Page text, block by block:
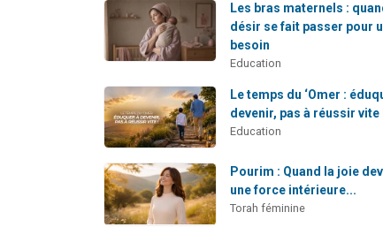
Les bras maternels :
désir se fait passer pour
besoin
Education
Le temps du ‘Omer :
devenir, pas à réussir vite
Education
Pourim : Quand la joie
une force intérieure...
Torah féminine